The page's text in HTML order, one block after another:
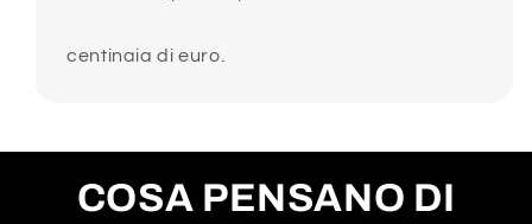
centinaia di euro.
COSA PENSANO DI